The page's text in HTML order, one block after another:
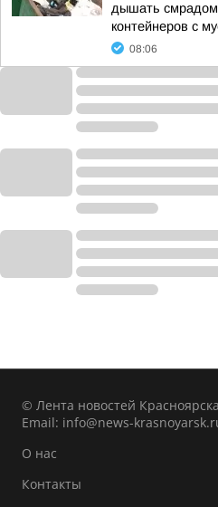
дышать
контейнеров с
08:06
© Лента новостей Красноярска
Email: info@news-
О нас
Контакты